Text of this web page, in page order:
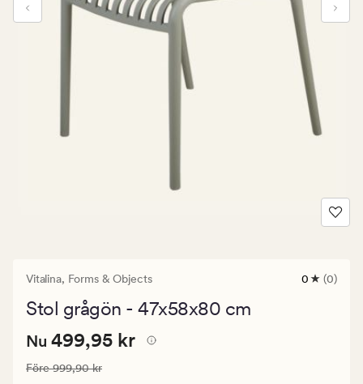
Vitalina, Forms & Objects
0
0 (0)
Stol grågön - 47x58x80 cm
Nuvarande
499,95
Nuvarande pris
Nu 499,95 kr
Ordinarie pris 999,90 kr
Före999,90 kr